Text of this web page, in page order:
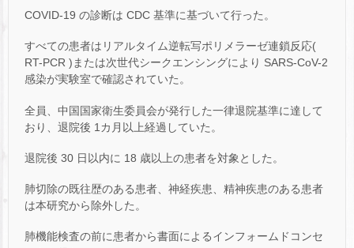
COVID-19 の診断は CDC 基準に基づいて行った。
すべての患者はリアルタイム逆転写ポリメラーゼ連鎖反応(
RT-PCR )または次世代シークエンシングにより SARS-CoV-2
感染が実験室で確認されていた。
全員、中国国家衛生委員会が発行した一律退院基準に達して
おり、退院後 1カ月以上経過していた。
退院後 30 日以内に 18 歳以上の患者を対象とした。
肺切除の既往歴のある患者、神経疾患、精神疾患のある患者
は本研究から除外した。
肺機能検査の前に患者から書面によるインフォームドコンセ